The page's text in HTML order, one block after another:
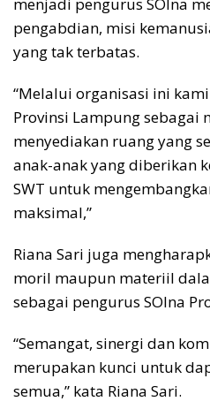
pengabdian, misi
yang tak terbatas.
“Melalui organisasi ini
Provinsi Lampung sebagai
menyediakan ruang yang
anak-anak yang diberikan
SWT untuk
maksimal,”
Riana Sari juga
moril maupun materiil
sebagai pengurus SOIna
“Semangat, sinergi dan
merupakan kunci untuk
semua,” kata Riana Sari.